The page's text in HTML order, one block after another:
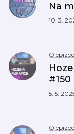
Na
10. 3.
O
#150
5. 5.
O